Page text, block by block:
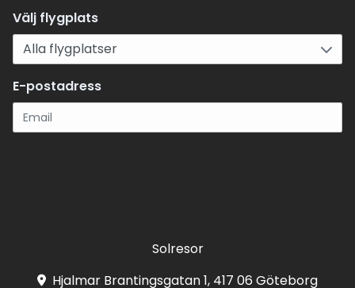
Välj flygplats
E-postadress
Solresor
Hjalmar Brantingsgatan 1, 417 06 Göteborg